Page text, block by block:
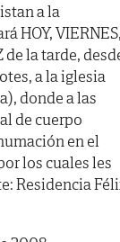
a la
HOY,
de la tarde,
a la iglesia
donde a las
de cuerpo
en el
los cuales les
Residencia